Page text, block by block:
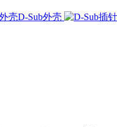
D-Sub外壳